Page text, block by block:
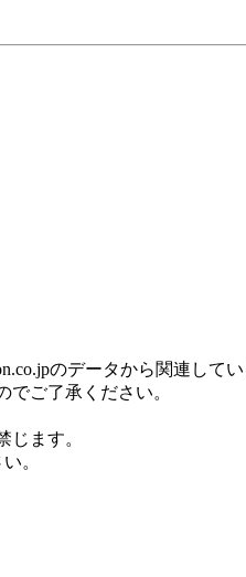
のデータから関連して
ご了承ください。
ます。
。